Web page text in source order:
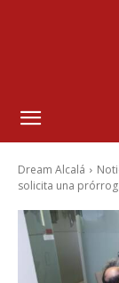
Dream Alcalá
solicita una